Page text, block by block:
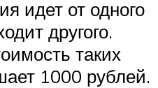
идет от одного
другого.
таких
1000 рублей.